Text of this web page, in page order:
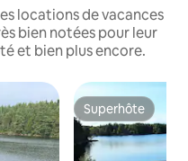
locations de vacances
bien notées pour leur
et bien plus encore.
Superhôte
Superhôte